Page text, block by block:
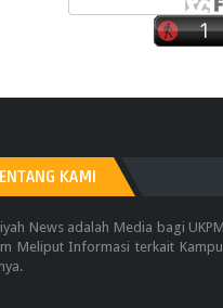
KAMI
News adalah Media bagi
Meliput Informasi terkait